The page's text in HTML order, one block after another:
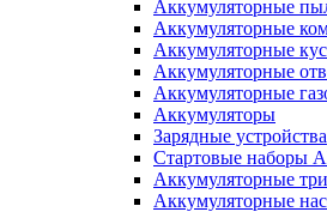
Аккумуляторные
Аккумуляторные
Аккумуляторные
Аккумуляторные
Аккумуляторные
Аккумуляторы
Зарядные устройства
Стартовые наборы
Аккумуляторные
Аккумуляторные